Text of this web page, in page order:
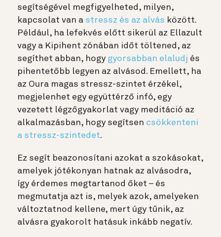
segítségével megfigyelheted, milyen,
kapcsolat van a stressz és az alvás között.
Például, ha lefekvés előtt sikerül az Ellazult
vagy a Kipihent zónában időt töltened, az
segíthet abban, hogy gyorsabban elaludj és
pihentetőbb legyen az alvásod. Emellett, ha
az Oura magas stressz-szintet érzékel,
megjelenhet egy együttérző infó, egy
vezetett légzőgyakorlat vagy meditáció az
alkalmazásban, hogy segítsen csökkenteni
a stressz-szintedet.
Ez segít beazonosítani azokat a szokásokat,
amelyek jótékonyan hatnak az alvásodra,
így érdemes megtartanod őket – és
megmutatja azt is, melyek azok, amelyeken
változtatnod kellene, mert úgy tűnik, az
alvásra gyakorolt hatásuk inkább negatív.